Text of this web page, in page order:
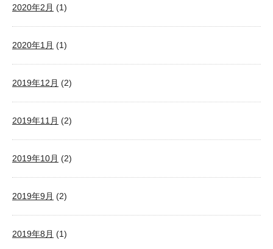
2020年2月 (1)
2020年1月 (1)
2019年12月 (2)
2019年11月 (2)
2019年10月 (2)
2019年9月 (2)
2019年8月 (1)